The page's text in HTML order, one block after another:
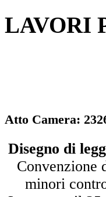
LAVORI
Atto Camera:
Disegno di
Convenzione
minori